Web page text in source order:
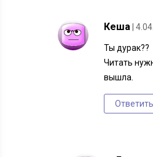
Кеша |
Ты дурак??
Читать
вышла.
Ответить